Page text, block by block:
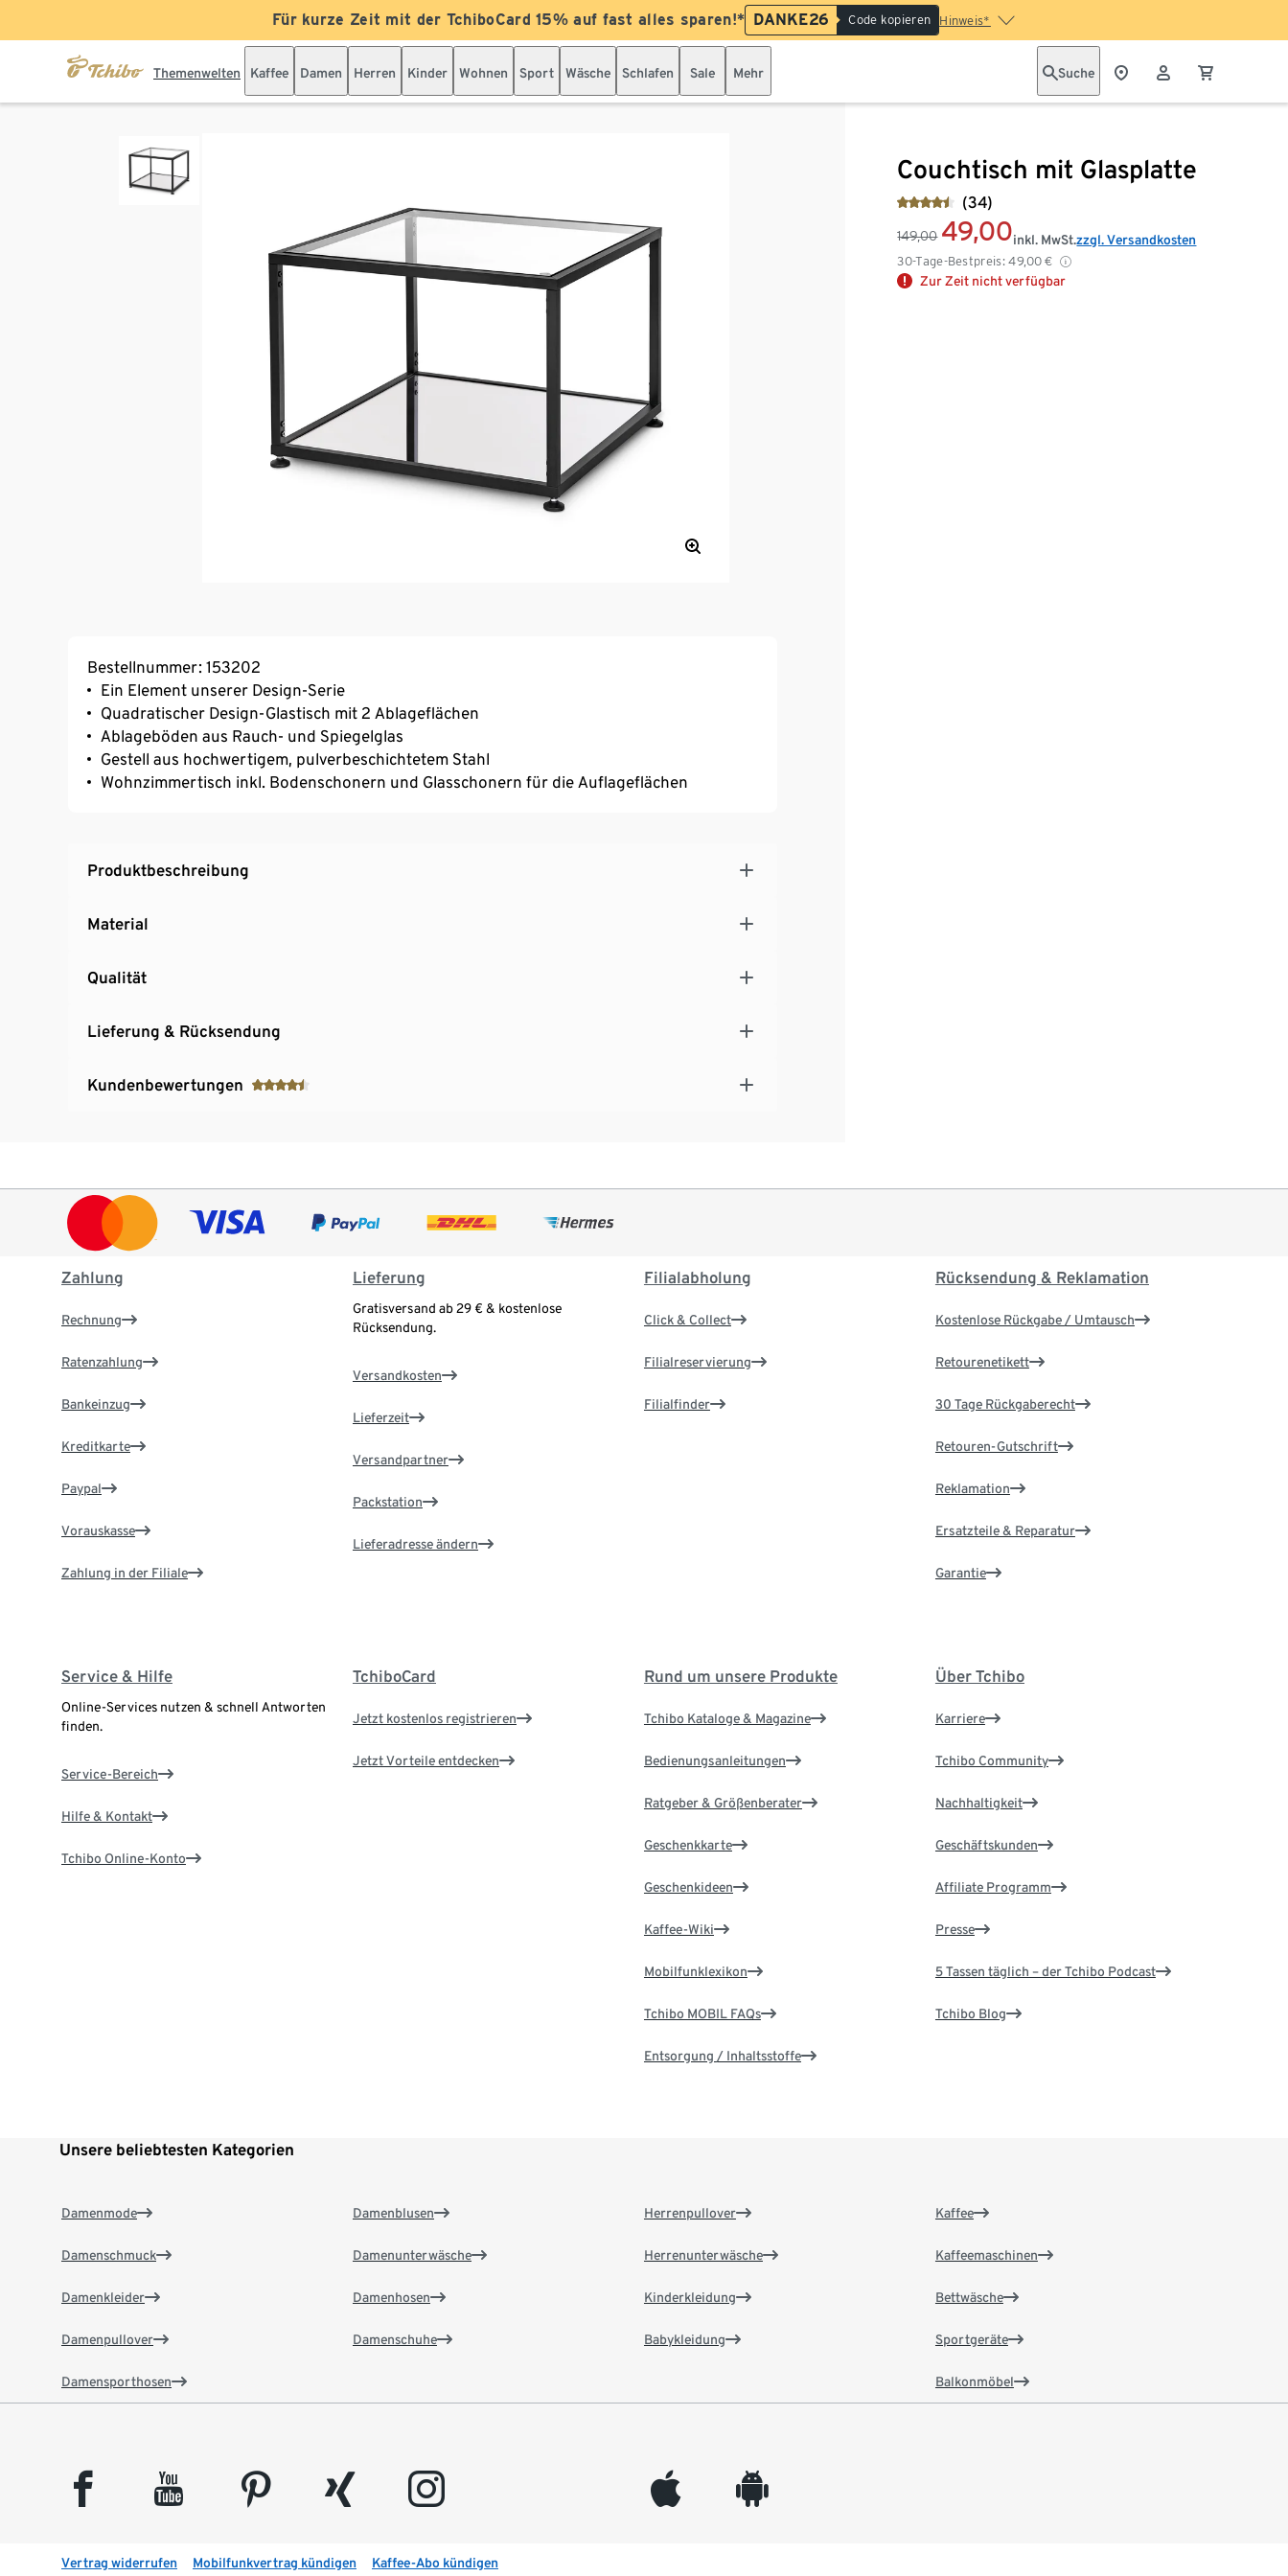
Für kurze Zeit mit der TchiboCard 15% auf fast alles sparen!* DANKE26 Code kopieren Hinweis*
Themenwelten Kaffee Damen Herren Kinder Wohnen Sport Wäsche Schlafen Sale Mehr Suche
Couchtisch mit Glasplatte
(34)
149,00 49,00
30-Tage-Bestpreis: 49,00 €
inkl. MwSt.zzgl. Versandkosten
Zur Zeit nicht verfügbar
Bestellnummer: 153202
Ein Element unserer Design-Serie
Quadratischer Design-Glastisch mit 2 Ablageflächen
Ablageböden aus Rauch- und Spiegelglas
Gestell aus hochwertigem, pulverbeschichtetem Stahl
Wohnzimmertisch inkl. Bodenschonern und Glasschonern für die Auflageflächen
Produktbeschreibung
Material
Qualität
Lieferung & Rücksendung
Kundenbewertungen
Zahlung
Rechnung
Ratenzahlung
Bankeinzug
Kreditkarte
Paypal
Vorauskasse
Zahlung in der Filiale
Lieferung
Gratisversand ab 29 € & kostenlose
Rücksendung.
Versandkosten
Lieferzeit
Versandpartner
Packstation
Lieferadresse ändern
Filialabholung
Click & Collect
Filialreservierung
Filialfinder
Rücksendung & Reklamation
Kostenlose Rückgabe / Umtausch
Retourenetikett
30 Tage Rückgaberecht
Retouren-Gutschrift
Reklamation
Ersatzteile & Reparatur
Garantie
Service & Hilfe
Online-Services nutzen & schnell Antworten
finden.
Service-Bereich
Hilfe & Kontakt
Tchibo Online-Konto
TchiboCard
Jetzt kostenlos registrieren
Jetzt Vorteile entdecken
Rund um unsere Produkte
Tchibo Kataloge & Magazine
Bedienungsanleitungen
Ratgeber & Größenberater
Geschenkkarte
Geschenkideen
Kaffee-Wiki
Mobilfunklexikon
Tchibo MOBIL FAQs
Entsorgung / Inhaltsstoffe
Über Tchibo
Karriere
Tchibo Community
Nachhaltigkeit
Geschäftskunden
Affiliate Programm
Presse
5 Tassen täglich – der Tchibo Podcast
Tchibo Blog
Unsere beliebtesten Kategorien
Damenmode
Damenschmuck
Damenkleider
Damenpullover
Damensporthosen
Damenblusen
Damenunterwäsche
Damenhosen
Damenschuhe
Herrenpullover
Herrenunterwäsche
Kinderkleidung
Babykleidung
Kaffee
Kaffeemaschinen
Bettwäsche
Sportgeräte
Balkonmöbel
facebook youtube pinterest xing instagram appleinc android
Vertrag widerrufen Mobilfunkvertrag kündigen Kaffee-Abo kündigen